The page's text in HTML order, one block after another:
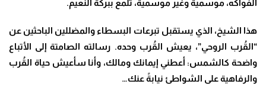
الفواكه، موسمية وغير موسمية، تلمع ببركة النعيم.
هذا الشيخ، الذي يستقبل تبرعات البسطاء والمضللين الباحثين عن
“القُرب الروحي”، يعيش القُرب وحده. رسالته الصامتة إلى الأتباع
واضحة كالشمس: أعطني إيمانك ومالك، وأنا سأعيش حياة القُرب
والرفاهية على الشواطئ نيابةً عنك…